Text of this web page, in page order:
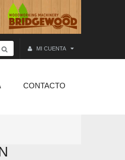
MI CUENTA
CONTACTO